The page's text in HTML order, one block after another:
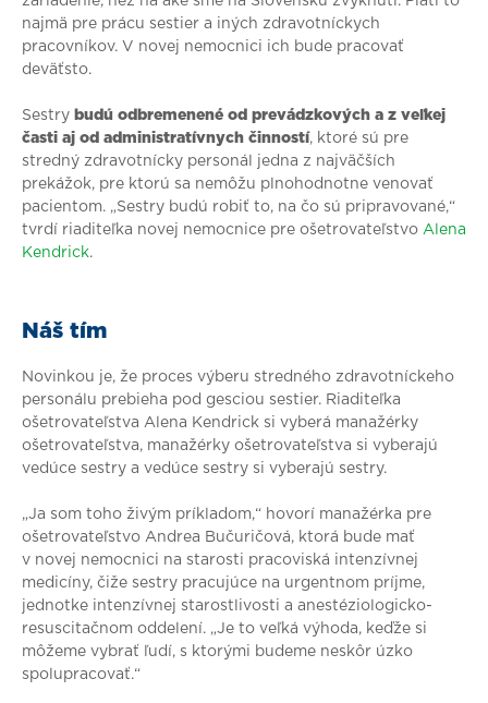
najmä pre prácu sestier a iných zdravotníckych
pracovníkov. V novej nemocnici ich bude pracovať
deväťsto.
Sestry budú odbremenené od prevádzkových a z veľkej
časti aj od administratívnych činností, ktoré sú pre
stredný zdravotnícky personál jedna z najväčších
prekážok, pre ktorú sa nemôžu plnohodnotne venovať
pacientom. „Sestry budú robiť to, na čo sú pripravované,“
tvrdí riaditeľka novej nemocnice pre ošetrovateľstvo Alena
Kendrick.
Náš tím
Novinkou je, že proces výberu stredného zdravotníckeho
personálu prebieha pod gesciou sestier. Riaditeľka
ošetrovateľstva Alena Kendrick si vyberá manažérky
ošetrovateľstva, manažérky ošetrovateľstva si vyberajú
vedúce sestry a vedúce sestry si vyberajú sestry.
„Ja som toho živým príkladom,“ hovorí manažérka pre
ošetrovateľstvo Andrea Bučuričová, ktorá bude mať
v novej nemocnici na starosti pracoviská intenzívnej
medicíny, čiže sestry pracujúce na urgentnom príjme,
jednotke intenzívnej starostlivosti a anestéziologicko-
resuscitačnom oddelení. „Je to veľká výhoda, keďže si
môžeme vybrať ľudí, s ktorými budeme neskôr úzko
spolupracovať.“